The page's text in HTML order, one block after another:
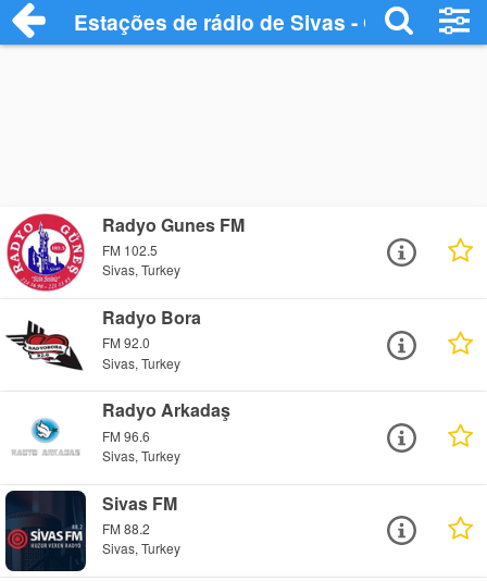
Estações de rádio de Sivas - Ouça Online
Radyo Gunes FM
FM 102.5
Sivas, Turkey
Radyo Bora
FM 92.0
Sivas, Turkey
Radyo Arkadaş
FM 96.6
Sivas, Turkey
Sivas FM
FM 88.2
Sivas, Turkey